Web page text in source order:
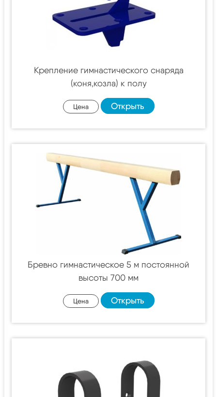
Крепление гимнастического снаряда
(коня,козла) к полу
Цена Открыть
Бревно гимнастическое 5 м постоянной
высоты 700 мм
Цена Открыть